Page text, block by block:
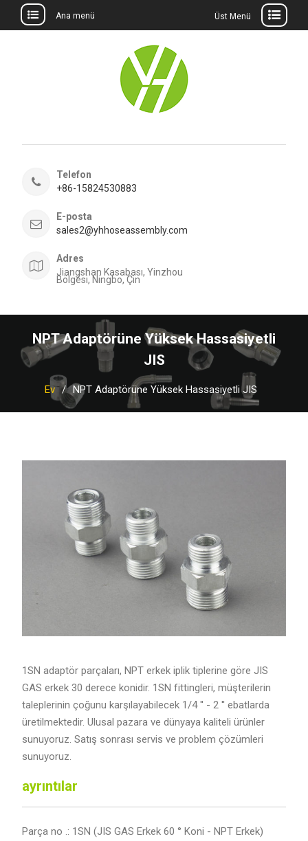
Ana menü Üst Menü
Telefon
+86-15824530883
E-posta
sales2@yhhoseassembly.com
Adres
Jiangshan Kasabası, Yinzhou
Bölgesi, Ningbo, Çin
NPT Adaptörüne Yüksek Hassasiyetli
JIS
Ev NPT Adaptörüne Yüksek Hassasiyetli JIS
1SN adaptör parçaları, NPT erkek iplik tiplerine göre JIS
GAS erkek 30 derece konidir. 1SN fittingleri, müşterilerin
taleplerinin çoğunu karşılayabilecek 1/4 '' - 2 '' ebatlarda
üretilmektedir. Ulusal pazara ve dünyaya kaliteli ürünler
sunuyoruz. Satış sonrası servis ve problem çözümleri
sunuyoruz.
ayrıntılar
Parça no .: 1SN (JIS GAS Erkek 60 ° Koni - NPT Erkek)